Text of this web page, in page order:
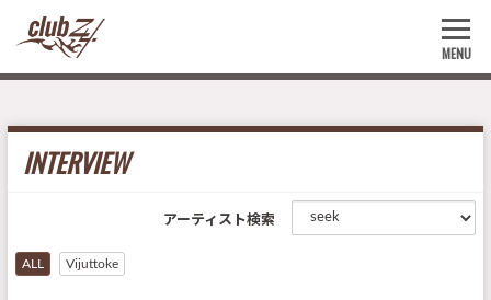
MENU
INTERVIEW
アーティスト検索
ALL Vijuttoke